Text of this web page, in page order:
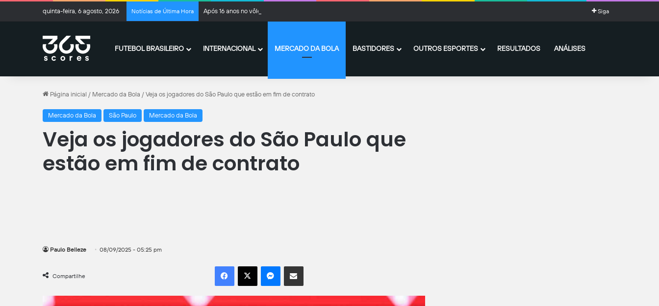
quinta-feira, 6 agosto, 2026 Notícias de Última Hora Após 16 anos no vôlei de praia, Murilo Toscano constrói carreira na nutrição esportiva Siga
FUTEBOL BRASILEIRO INTERNACIONAL MERCADO DA BOLA BASTIDORES OUTROS ESPORTES RESULTADOS ANÁLISES
Página inicial / Mercado da Bola / Veja os jogadores do São Paulo que estão em fim de contrato
Mercado da Bola São Paulo Mercado da Bola
Veja os jogadores do São Paulo que
estão em fim de contrato
Paulo Belleze 08/09/2025 - 05:25 pm
Compartilhe
Facebook
X MessengerCompartilhar por e-mail